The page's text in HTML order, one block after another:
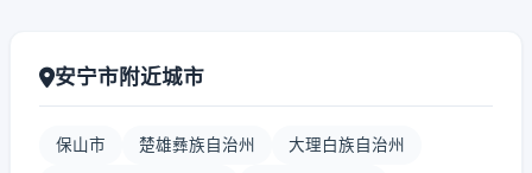
安宁市附近城市
保山市 楚雄彝族自治州 大理白族自治州